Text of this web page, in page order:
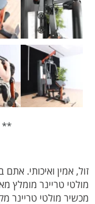
**
זול, אמין ואיכותי.
מולטי טריינר מומלץ